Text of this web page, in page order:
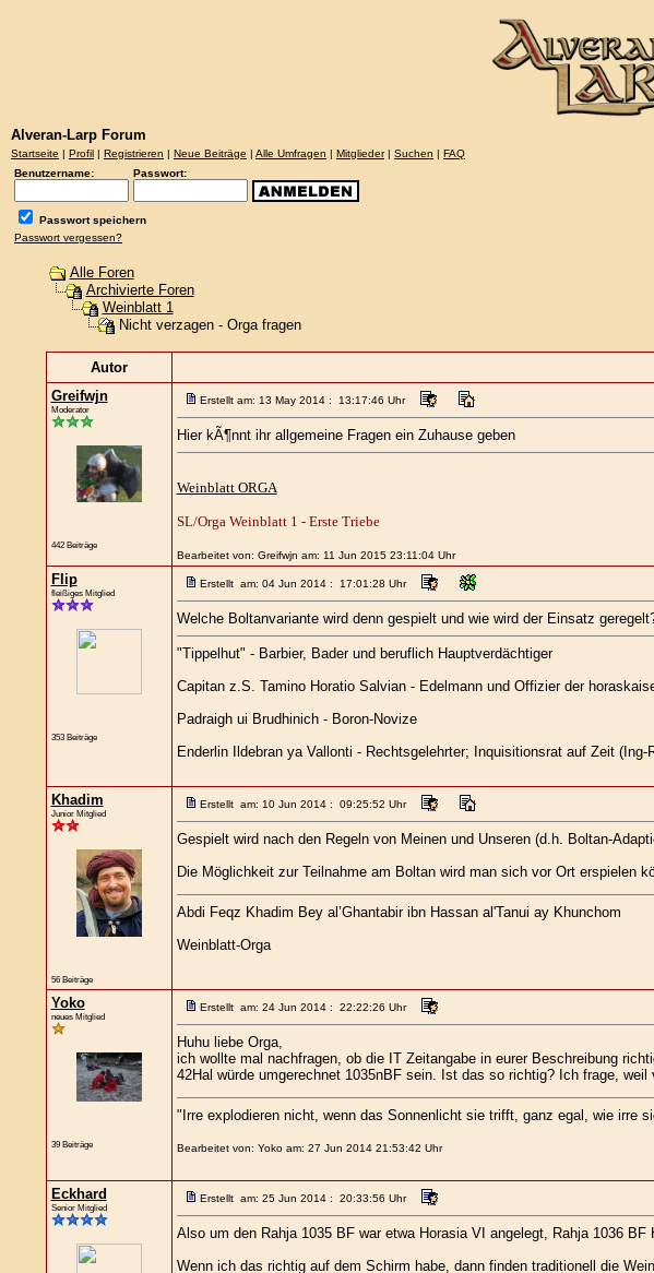
Alveran-Larp Forum
Startseite | Profil | Registrieren | Neue Beiträge | Alle Umfragen | Mitglieder| Suchen | FAQ
Benutzername:
Passwort:
Passwort speichern
Passwort vergessen?
Alle Foren
Archivierte Foren
Weinblatt 1
Nicht verzagen - Orga fragen
Autor
Greifwjn
Moderator
442 Beiträge
Erstellt am: 13 May 2014 : 13:17:46 Uhr
Hier kÃ¶nnt ihr allgemeine Fragen ein Zuhause geben
Weinblatt ORGA
SL/Orga Weinblatt 1 - Erste Triebe
Bearbeitet von: Greifwjn am: 11 Jun 2015 23:11:04 Uhr
Flip
fleißiges Mitglied
353 Beiträge
Erstellt am: 04 Jun 2014 : 17:01:28 Uhr
Welche Boltanvariante wird denn gespielt und wie wird der Einsatz
"Tippelhut" - Barbier, Bader und beruflich Hauptverdächtiger
Capitan z.S. Tamino Horatio Salvian - Edelmann und Offizier der
Padraigh ui Brudhinich - Boron-Novize
Enderlin Ildebran ya Vallonti - Rechtsgelehrter; Inquisitionsrat auf Zeit (Ing-
Khadim
Junior Mitglied
56 Beiträge
Erstellt am: 10 Jun 2014 : 09:25:52 Uhr
Gespielt wird nach den Regeln von Meinen und Unseren (d.h. Boltan-
Die Möglichkeit zur Teilnahme am Boltan wird man sich vor Ort erspielen
Abdi Feqz Khadim Bey al’Ghantabir ibn Hassan al'Tanui ay Khunchom
Weinblatt-Orga
Yoko
neues Mitglied
39 Beiträge
Erstellt am: 24 Jun 2014 : 22:22:26 Uhr
Huhu liebe Orga,
ich wollte mal nachfragen, ob die IT Zeitangabe in eurer Beschreibung
42Hal würde umgerechnet 1035nBF sein. Ist das so richtig? Ich frage,
"Irre explodieren nicht, wenn das Sonnenlicht sie trifft, ganz egal, wie irre
Bearbeitet von: Yoko am: 27 Jun 2014 21:53:42 Uhr
Eckhard
Senior Mitglied
Erstellt am: 25 Jun 2014 : 20:33:56 Uhr
Also um den Rahja 1035 BF war etwa Horasia VI angelegt, Rahja 1036
Wenn ich das richtig auf dem Schirm habe, dann finden traditionell die